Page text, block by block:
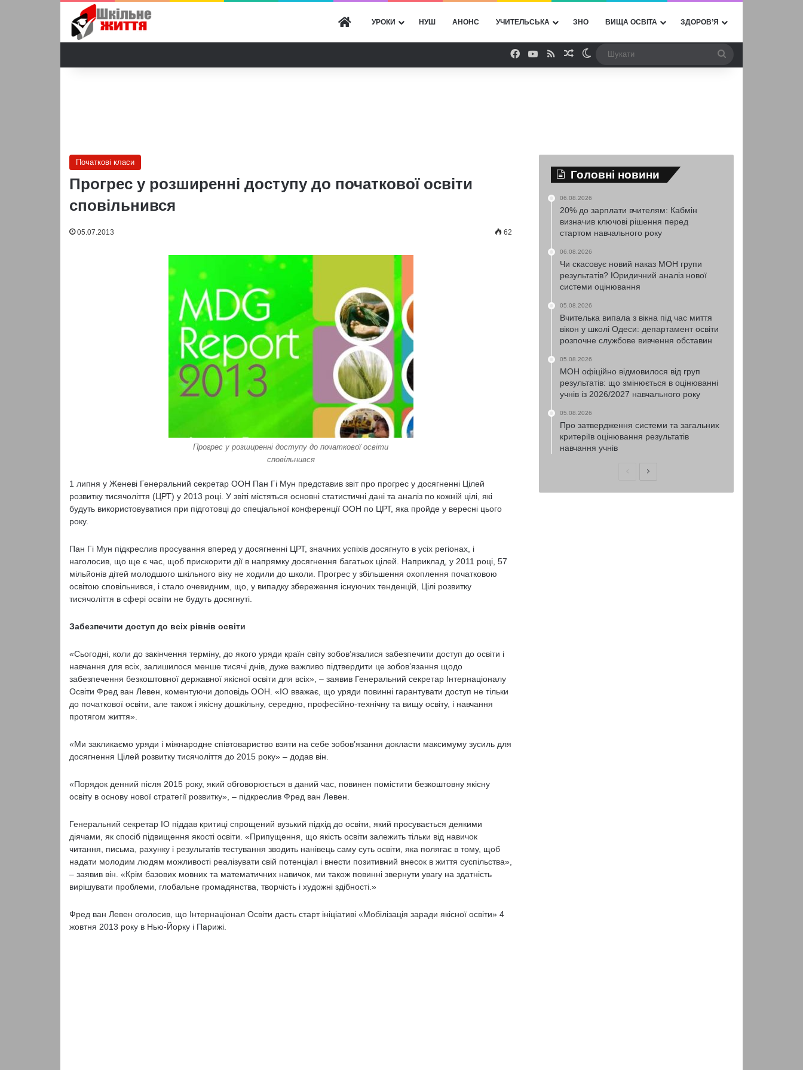
ГОЛОВНА
УРОКИ НУШ АНОНС УЧИТЕЛЬСЬКА ЗНО ВИЩА ОСВІТА ЗДОРОВ’Я
Facebook
YouTube
RSSВипадкова стаття
Switch skin
Початкові класи
Прогрес у розширенні доступу до початкової освіти
сповільнився
05.07.2013 62
Прогрес у розширенні доступу до початкової освіти
сповільнився
1 липня у Женеві Генеральний секретар ООН Пан Гі Мун представив звіт про прогрес у досягненні Цілей
розвитку тисячоліття (ЦРТ) у 2013 році. У звіті містяться основні статистичні дані та аналіз по кожній цілі, які
будуть використовуватися при підготовці до спеціальної конференції ООН по ЦРТ, яка пройде у вересні цього
року.
Пан Гі Мун підкреслив просування вперед у досягненні ЦРТ, значних успіхів досягнуто в усіх регіонах, і
наголосив, що ще є час, щоб прискорити дії в напрямку досягнення багатьох цілей. Наприклад, у 2011 році, 57
мільйонів дітей молодшого шкільного віку не ходили до школи. Прогрес у збільшення охоплення початковою
освітою сповільнився, і стало очевидним, що, у випадку збереження існуючих тенденцій, Цілі розвитку
тисячоліття в сфері освіти не будуть досягнуті.
Забезпечити доступ до всіх рівнів освіти
«Сьогодні, коли до закінчення терміну, до якого уряди країн світу зобов’язалися забезпечити доступ до освіти і
навчання для всіх, залишилося менше тисячі днів, дуже важливо підтвердити це зобов’язання щодо
забезпечення безкоштовної державної якісної освіти для всіх», – заявив Генеральний секретар Інтернаціоналу
Освіти Фред ван Левен, коментуючи доповідь ООН. «ІО вважає, що уряди повинні гарантувати доступ не тільки
до початкової освіти, але також і якісну дошкільну, середню, професійно-технічну та вищу освіту, і навчання
протягом життя».
«Ми закликаємо уряди і міжнародне співтовариство взяти на себе зобов’язання докласти максимуму зусиль для
досягнення Цілей розвитку тисячоліття до 2015 року» – додав він.
«Порядок денний після 2015 року, який обговорюється в даний час, повинен помістити безкоштовну якісну
освіту в основу нової стратегії розвитку», – підкреслив Фред ван Левен.
Генеральний секретар ІО піддав критиці спрощений вузький підхід до освіти, який просувається деякими
діячами, як спосіб підвищення якості освіти. «Припущення, що якість освіти залежить тільки від навичок
читання, письма, рахунку і результатів тестування зводить нанівець саму суть освіти, яка полягає в тому, щоб
надати молодим людям можливості реалізувати свій потенціал і внести позитивний внесок в життя суспільства»,
– заявив він. «Крім базових мовних та математичних навичок, ми також повинні звернути увагу на здатність
вирішувати проблеми, глобальне громадянства, творчість і художні здібності.»
Фред ван Левен оголосив, що Інтернаціонал Освіти дасть старт ініціативі «Мобілізація заради якісної освіти» 4
жовтня 2013 року в Нью-Йорку і Парижі.
Головні новини
06.08.2026
20% до зарплати вчителям: Кабмін
визначив ключові рішення перед
стартом навчального року
06.08.2026
Чи скасовує новий наказ МОН групи
результатів? Юридичний аналіз нової
системи оцінювання
05.08.2026
Вчителька випала з вікна під час миття
вікон у школі Одеси: департамент освіти
розпочне службове вивчення обставин
05.08.2026
МОН офіційно відмовилося від груп
результатів: що змінюється в оцінюванні
учнів із 2026/2027 навчального року
05.08.2026
Про затвердження системи та загальних
критеріїв оцінювання результатів
навчання учнів
ПопередняНаступна